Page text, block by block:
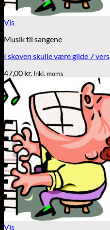
Vis
Musik til sangene
I skoven skulle være gilde 7 vers
47,00 kr. Inkl. moms
Vis